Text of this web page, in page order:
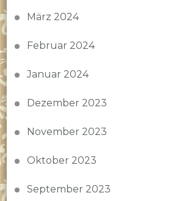
März 2024
Februar 2024
Januar 2024
Dezember 2023
November 2023
Oktober 2023
September 2023